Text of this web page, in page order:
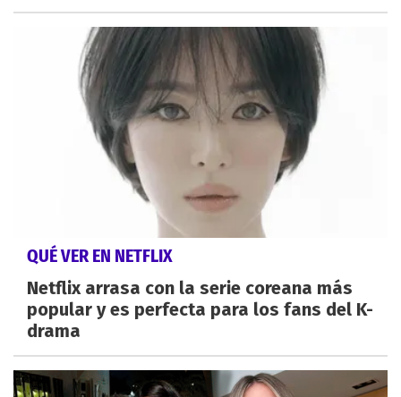
QUÉ VER EN NETFLIX
Netflix arrasa con la serie coreana más
popular y es perfecta para los fans del K-
drama